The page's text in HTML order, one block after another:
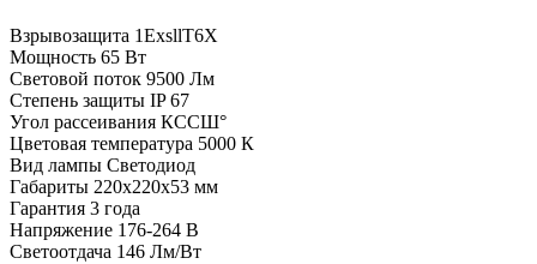
Взрывозащита 1ЕхsllT6X
Мощность 65 Вт
Световой поток 9500 Лм
Степень защиты IP 67
Угол рассеивания КССШ°
Цветовая температура 5000 К
Вид лампы Светодиод
Габариты 220х220х53 мм
Гарантия 3 года
Напряжение 176-264 В
Светоотдача 146 Лм/Вт